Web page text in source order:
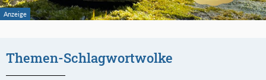
Themen-Schlagwortwolke